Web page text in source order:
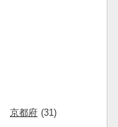
京都府 (31)